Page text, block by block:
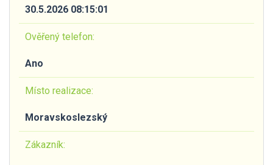
30.5.2026 08:15:01
Ověřený telefon:
Ano
Místo realizace:
Moravskoslezský
Zákazník: